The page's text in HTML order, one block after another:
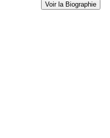
Voir la Biographie